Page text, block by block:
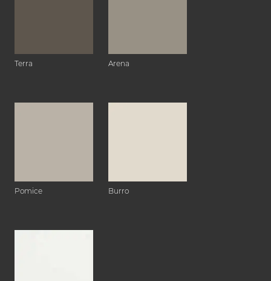
Terra Arena
Pomice Burro